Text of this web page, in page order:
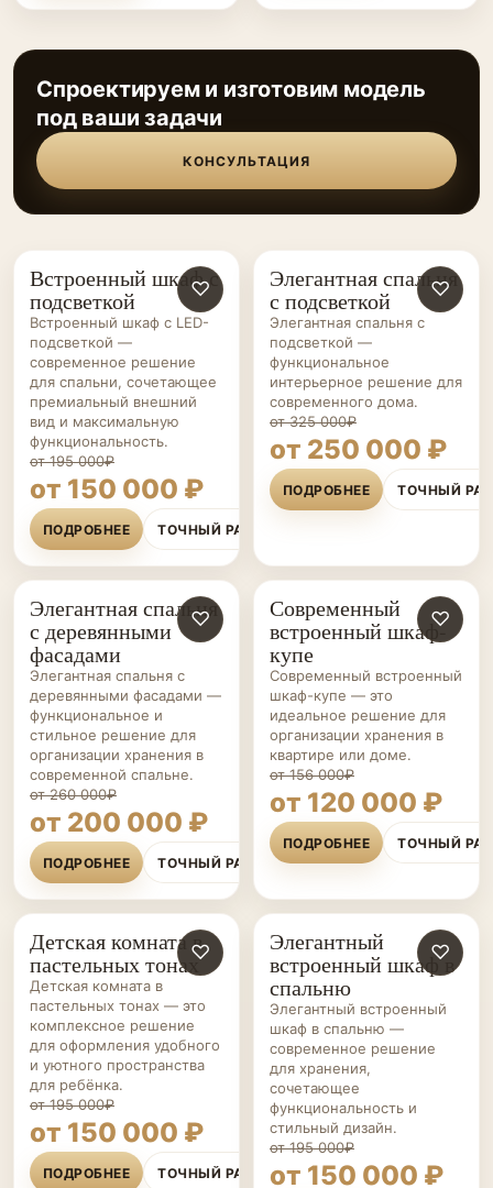
Спроектируем и изготовим модель
под ваши задачи
КОНСУЛЬТАЦИЯ
СПАЛЬНИ НА ЗАКАЗ
♡
Встроенный шкаф с
подсветкой
Встроенный шкаф с LED-
подсветкой —
современное решение
для спальни, сочетающее
премиальный внешний
вид и максимальную
функциональность.
от 195 000₽
от 150 000 ₽
ПОДРОБНЕЕ ТОЧНЫЙ РАСЧЁТ
СПАЛЬНИ НА ЗАКАЗ
♡
Элегантная спальня
с подсветкой
Элегантная спальня с
подсветкой —
функциональное
интерьерное решение для
современного дома.
от 325 000₽
от 250 000 ₽
ПОДРОБНЕЕ ТОЧНЫЙ
СПАЛЬНИ НА ЗАКАЗ
♡
Элегантная спальня
с деревянными
фасадами
Элегантная спальня с
деревянными фасадами —
функциональное и
стильное решение для
организации хранения в
современной спальне.
от 260 000₽
от 200 000 ₽
ПОДРОБНЕЕ ТОЧНЫЙ РАСЧЁТ
ШКАФЫ-
КУПЕ НА ЗАКАЗ
♡
Современный
встроенный шкаф-
купе
Современный встроенный
шкаф-купе — это
идеальное решение для
организации хранения в
квартире или доме.
от 156 000₽
от 120 000 ₽
ПОДРОБНЕЕ ТОЧНЫЙ
МЕБЕЛЬ ДЛЯ
ДЕТСКОЙ НА ЗАКАЗ
♡
Детская комната в
пастельных тонах
Детская комната в
пастельных тонах — это
комплексное решение
для оформления удобного
и уютного пространства
для ребёнка.
от 195 000₽
от 150 000 ₽
ПОДРОБНЕЕ ТОЧНЫЙ РАСЧЁТ
СПАЛЬНИ НА ЗАКАЗ
♡
Элегантный
встроенный шкаф в
спальню
Элегантный встроенный
шкаф в спальню —
современное решение
для хранения,
сочетающее
функциональность и
стильный дизайн.
от 195 000₽
от 150 000 ₽